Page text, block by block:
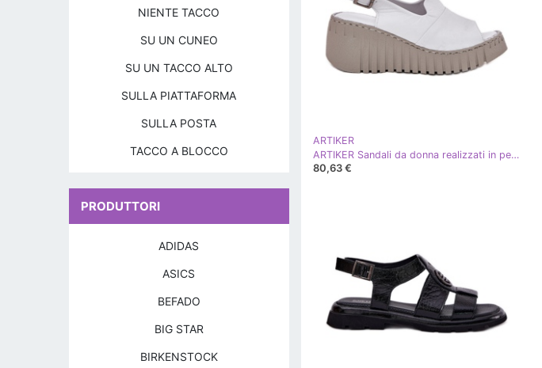
ARTIKER
ARTIKER Sandali da donna realizzati in pelle naturale per un cuneo artker 54c0786 bianco
80,63 €
NIENTE TACCO
SU UN CUNEO
SU UN TACCO ALTO
SULLA PIATTAFORMA
SULLA POSTA
TACCO A BLOCCO
PRODUTTORI
ADIDAS
ASICS
BEFADO
BIG STAR
BIRKENSTOCK